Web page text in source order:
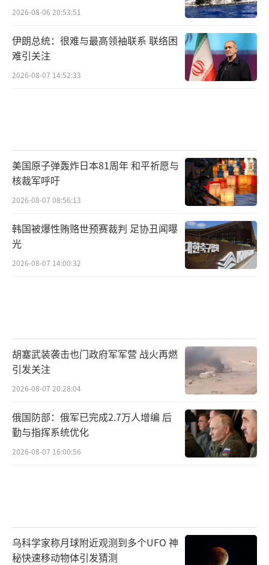
2026-08-06 20:53:51
伊朗总统：很难与最高领袖联系 联络困
难引关注
2026-08-07 14:52:33
美国原子弹轰炸日本81周年 和平祈愿与
核裁军呼吁
2026-08-07 08:56:13
韩国被爆性贿赂世预赛裁判 足协丑闻曝
光
2026-08-07 14:00:32
胡塞武装袭击也门政府军军营 战火再燃
引发关注
2026-08-07 20:28:04
俄国防部：俄军已完成2.7万人增编 后
勤与指挥系统优化
2026-08-07 16:00:56
乌科学家称月球附近观测到多个UFO 神
秘快速移动物体引发猜测